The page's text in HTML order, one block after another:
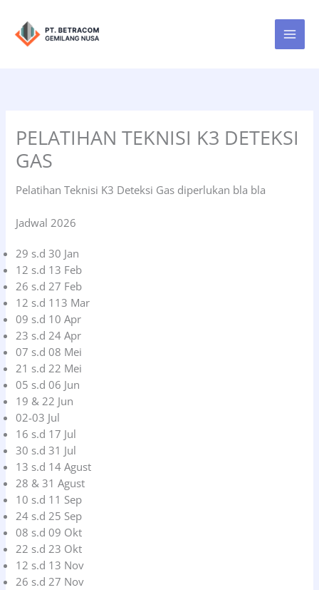
konten
PELATIHAN TEKNISI K3 DETEKSI
GAS
Pelatihan Teknisi K3 Deteksi Gas diperlukan bla bla
Jadwal 2026
29 s.d 30 Jan
12 s.d 13 Feb
26 s.d 27 Feb
12 s.d 113 Mar
09 s.d 10 Apr
23 s.d 24 Apr
07 s.d 08 Mei
21 s.d 22 Mei
05 s.d 06 Jun
19 & 22 Jun
02-03 Jul
16 s.d 17 Jul
30 s.d 31 Jul
13 s.d 14 Agust
28 & 31 Agust
10 s.d 11 Sep
24 s.d 25 Sep
08 s.d 09 Okt
22 s.d 23 Okt
12 s.d 13 Nov
26 s.d 27 Nov